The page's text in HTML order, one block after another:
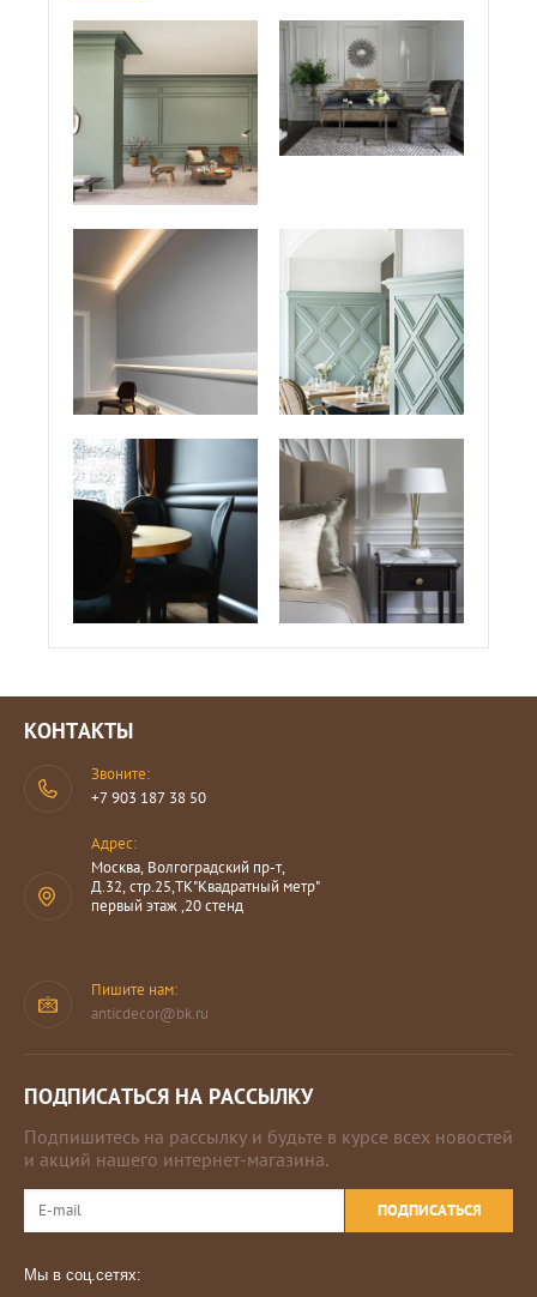
КОНТАКТЫ
Звоните:
+7 903 187 38 50
Адрес:
Москва, Волгоградский пр-т,
Д.32, стр.25,ТК"Квадратный метр"
первый этаж ,20 стенд
Пишите нам:
anticdecor@bk.ru
ПОДПИСАТЬСЯ НА РАССЫЛКУ
Подпишитесь на рассылку и будьте в курсе всех новостей
и акций нашего интернет-магазина.
ПОДПИСАТЬСЯ
Мы в соц.сетях: